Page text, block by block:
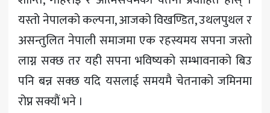
यस्तो नेपालको कल्पना, आजको विखण्डित, उथलपुथल र
असन्तुलित नेपाली समाजमा एक रहस्यमय सपना जस्तो
लाग्न सक्छ तर यही सपना भविष्यको सम्भावनाको बिउ
पनि बन्न सक्छ यदि यसलाई समयमै चेतनाको जमिनमा
रोप्न सक्यौं भने ।